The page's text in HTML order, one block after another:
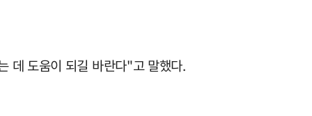
데 도움이 되길 바란다"고 말했다.